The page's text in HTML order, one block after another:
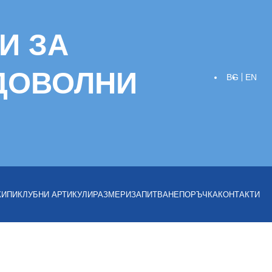
ЗА
BG EN
КЛУБНИ АРТИКУЛИРАЗМЕРИЗАПИТВАНЕПОРЪЧКАКОНТАКТИ